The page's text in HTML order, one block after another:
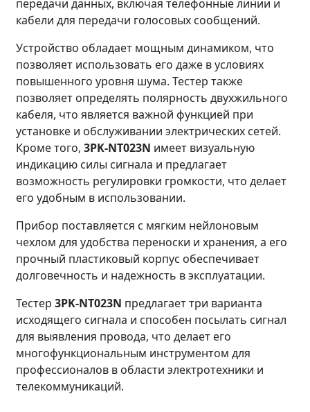
передачи данных, включая телефонные линии и
кабели для передачи голосовых сообщений.
Устройство обладает мощным динамиком, что
позволяет использовать его даже в условиях
повышенного уровня шума. Тестер также
позволяет определять полярность двухжильного
кабеля, что является важной функцией при
установке и обслуживании электрических сетей.
Кроме того, 3PK-NT023N имеет визуальную
индикацию силы сигнала и предлагает
возможность регулировки громкости, что делает
его удобным в использовании.
Прибор поставляется с мягким нейлоновым
чехлом для удобства переноски и хранения, а его
прочный пластиковый корпус обеспечивает
долговечность и надежность в эксплуатации.
Тестер 3PK-NT023N предлагает три варианта
исходящего сигнала и способен посылать сигнал
для выявления провода, что делает его
многофункциональным инструментом для
профессионалов в области электротехники и
телекоммуникаций.